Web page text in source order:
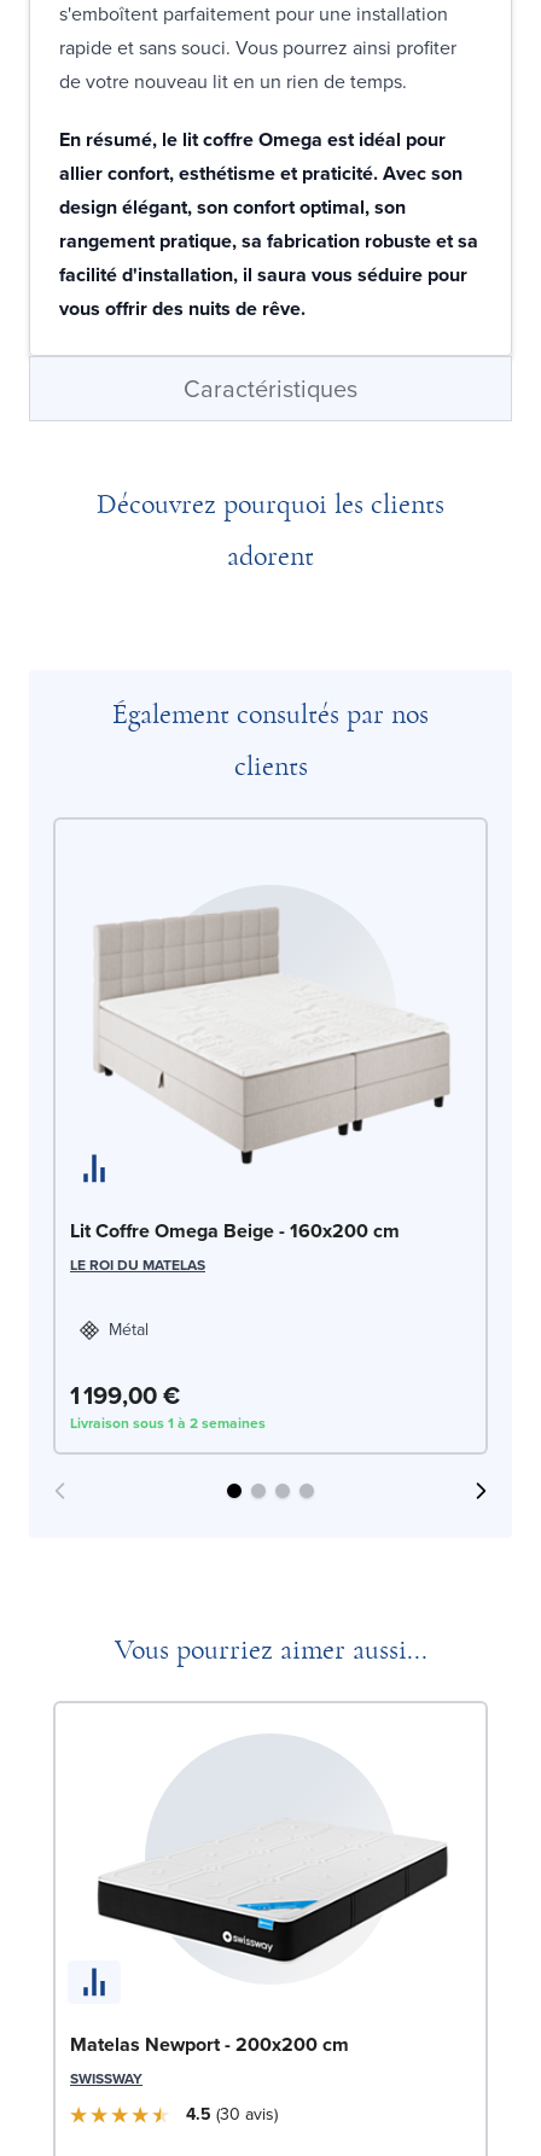
s'emboîtent parfaitement pour une installation
rapide et sans souci. Vous pourrez ainsi profiter
de votre nouveau lit en un rien de temps.
En résumé, le lit coffre Omega est idéal pour
allier confort, esthétisme et praticité. Avec son
design élégant, son confort optimal, son
rangement pratique, sa fabrication robuste et sa
facilité d'installation, il saura vous séduire pour
vous offrir des nuits de rêve.
Caractéristiques
Découvrez pourquoi les clients
adorent
Également consultés par nos
clients
Lit Coffre Omega Beige - 160x200 cm
LE ROI DU MATELAS
Métal
1 199,00 €
Livraison sous 1 à 2 semaines
Vous pourriez aimer aussi...
Matelas Newport - 200x200 cm
SWISSWAY
4.5 30 avis